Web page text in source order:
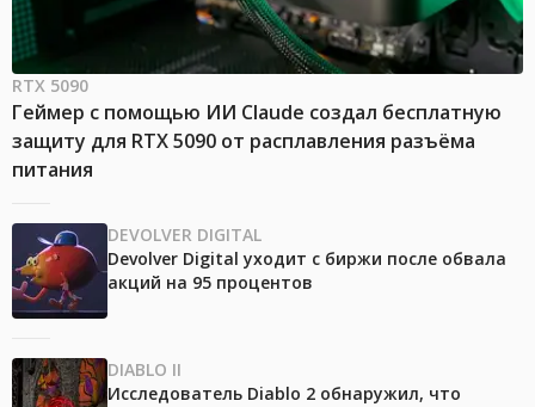
RTX 5090
Геймер с помощью ИИ Claude создал бесплатную
защиту для RTX 5090 от расплавления разъёма
питания
DEVOLVER DIGITAL
Devolver Digital уходит с биржи после обвала
акций на 95 процентов
DIABLO II
Исследователь Diablo 2 обнаружил, что